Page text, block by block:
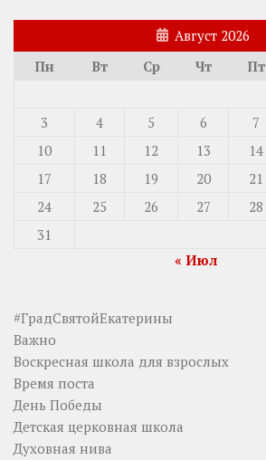
Август 2026
Пн
Вт Ср Чт Пт
3
4 5 6 7
10
11 12 13 14
17
18 19 20 21
24
25 26 27 28
31
« Июл
#ГрадСвятойЕкатерины
Важно
Воскресная школа для взрослых
Время поста
День Победы
Детская церковная школа
Духовная нива